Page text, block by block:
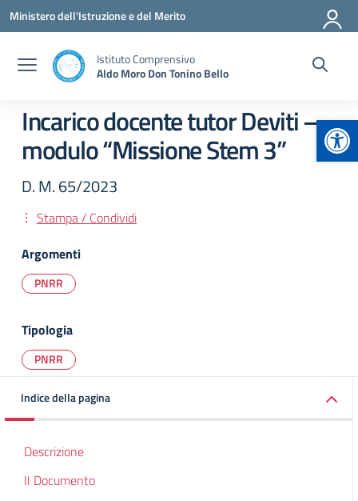
Vai ai contenuti
Vai al menu di navigazione
Vai al footer
Ministero dell'Istruzione e del Merito
Istituto Comprensivo
Aldo Moro Don Tonino Bello
Incarico docente tutor Deviti –
modulo “Missione Stem 3”
D. M. 65/2023
Stampa / Condividi
Argomenti
PNRR
Tipologia
PNRR
Indice della pagina
Descrizione
Il Documento